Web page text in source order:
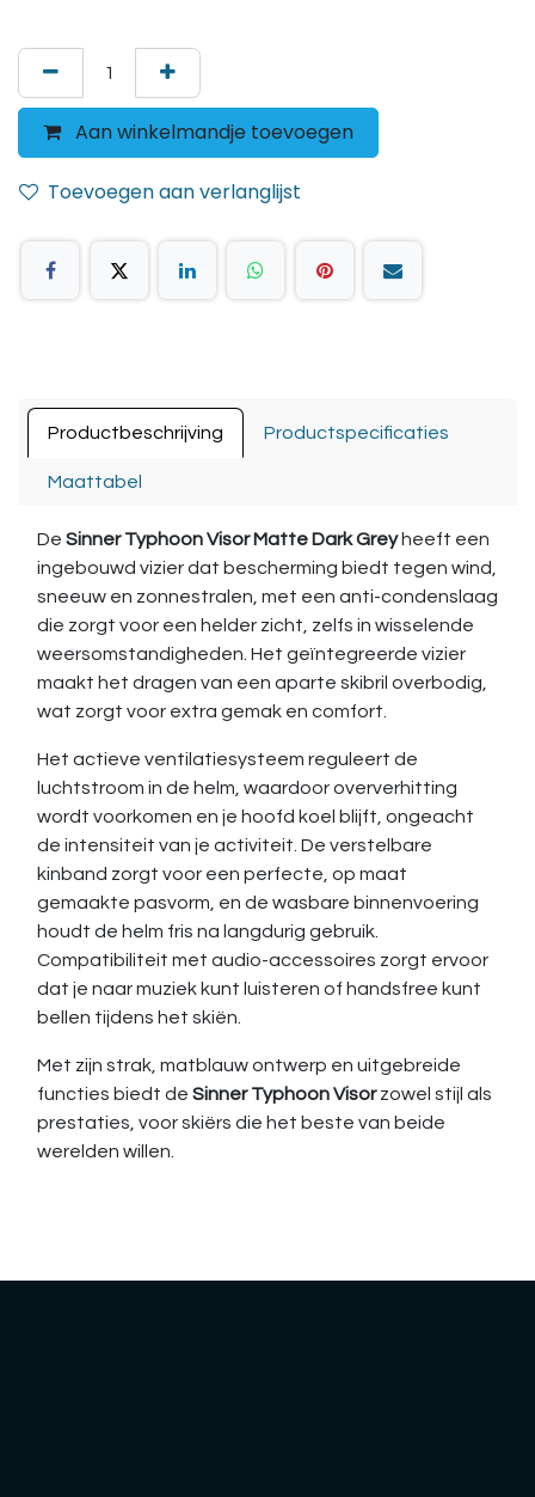
Aan winkelmandje toevoegen
Toevoegen aan verlanglijst
Productbeschrijving Productspecificaties
Maattabel
De Sinner Typhoon Visor Matte Dark Greyheeft een
ingebouwd vizier dat bescherming biedt tegen wind,
sneeuw en zonnestralen, met een anti-condenslaag
die zorgt voor een helder zicht, zelfs in wisselende
weersomstandigheden. Het geïntegreerde vizier
maakt het dragen van een aparte skibril overbodig,
wat zorgt voor extra gemak en comfort.
Het actieve ventilatiesysteem reguleert de
luchtstroom in de helm, waardoor oververhitting
wordt voorkomen en je hoofd koel blijft, ongeacht
de intensiteit van je activiteit. De verstelbare
kinband zorgt voor een perfecte, op maat
gemaakte pasvorm, en de wasbare binnenvoering
houdt de helm fris na langdurig gebruik.
Compatibiliteit met audio-accessoires zorgt ervoor
dat je naar muziek kunt luisteren of handsfree kunt
bellen tijdens het skiën.
Met zijn strak, matblauw ontwerp en uitgebreide
functies biedt de Sinner Typhoon Visorzowel stijl als
prestaties, voor skiërs die het beste van beide
werelden willen.